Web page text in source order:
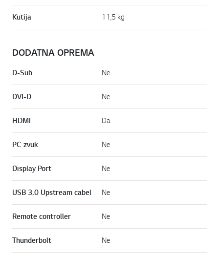
Kutija 11,5 kg
DODATNA OPREMA
D-Sub Ne
DVI-D Ne
HDMI Da
PC zvuk Ne
Display Port Ne
USB 3.0 Upstream cabel Ne
Remote controller Ne
Thunderbolt Ne